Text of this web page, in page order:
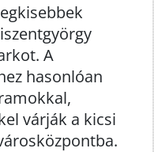
A
hasonlóan
várják a kicsi